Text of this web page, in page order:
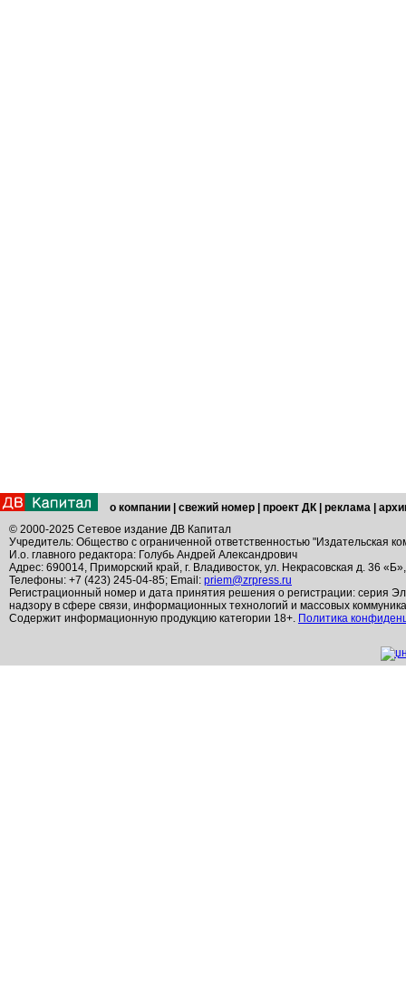
о компании свежий номер проект ДК реклама
© 2000-2025 Сетевое издание ДВ Капитал
Учредитель: Общество с ограниченной ответственностью "Издательская
И.о. главного редактора: Голубь Андрей Александрович
Адрес: 690014, Приморский край, г. Владивосток, ул. Некрасовская д. 36
Телефоны: +7 (423) 245-04-85; Email: priem@zrpress.ru
Регистрационный номер и дата принятия решения о регистрации: серия
надзору в сфере связи, информационных технологий и массовых
Содержит информационную продукцию категории 18+. Политика